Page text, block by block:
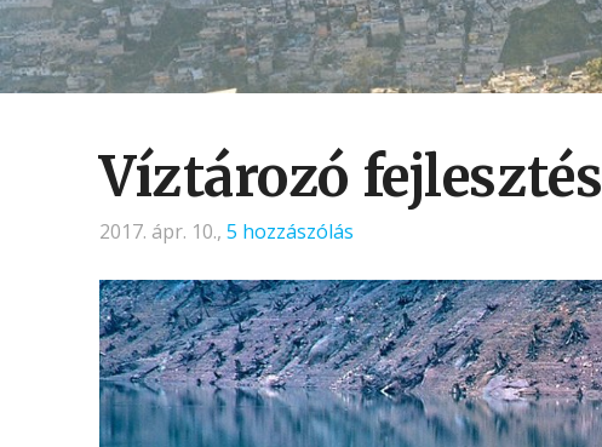
Víztározó fejlesztés
2017. ápr. 10., 5 hozzászólás